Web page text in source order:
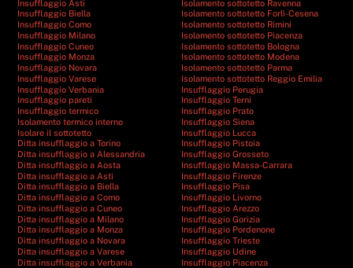
Insufflaggio Asti
Insufflaggio Biella
Insufflaggio Como
Insufflaggio Milano
Insufflaggio Cuneo
Insufflaggio Monza
Insufflaggio Novara
Insufflaggio Varese
Insufflaggio Verbania
Insufflaggio pareti
Insufflaggio termico
Isolamento termico interno
Isolare il sottotetto
Ditta insufflaggio a Torino
Ditta insufflaggio a Alessandria
Ditta insufflaggio a Aosta
Ditta insufflaggio a Asti
Ditta insufflaggio a Biella
Ditta insufflaggio a Como
Ditta insufflaggio a Cuneo
Ditta insufflaggio a Milano
Ditta insufflaggio a Monza
Ditta insufflaggio a Novara
Ditta insufflaggio a Varese
Ditta insufflaggio a Verbania
Isolamento sottotetto Ravenna
Isolamento sottotetto Forlì-Cesena
Isolamento sottotetto Rimini
Isolamento sottotetto Piacenza
Isolamento sottotetto Bologna
Isolamento sottotetto Modena
Isolamento sottotetto Parma
Isolamento sottotetto Reggio Emilia
Insufflaggio Perugia
Insufflaggio Terni
Insufflaggio Prato
Insufflaggio Siena
Insufflaggio Lucca
Insufflaggio Pistoia
Insufflaggio Grosseto
Insufflaggio Massa-Carrara
Insufflaggio Firenze
Insufflaggio Pisa
Insufflaggio Livorno
Insufflaggio Arezzo
Insufflaggio Gorizia
Insufflaggio Pordenone
Insufflaggio Trieste
Insufflaggio Udine
Insufflaggio Piacenza